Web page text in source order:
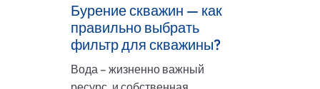
Бурение скважин — как
правильно выбрать
фильтр для скважины?
Вода – жизненно важный